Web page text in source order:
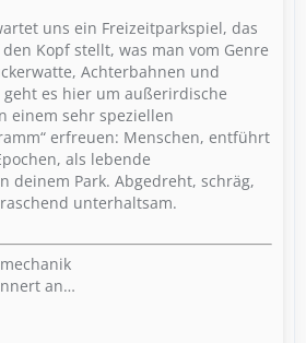
uns ein Freizeitparkspiel, das
Kopf stellt, was man vom Genre
Achterbahnen und
es hier um außerirdische
einem sehr speziellen
erfreuen: Menschen, entführt
als lebende
deinem Park. Abgedreht, schräg,
unterhaltsam.
an…